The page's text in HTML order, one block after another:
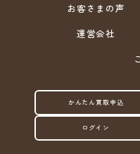
お客さまの声
運営会社
かんたん買取申込
ログイン